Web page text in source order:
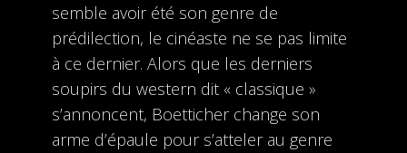
semble avoir été son genre de
prédilection, le cinéaste ne se pas limite
à ce dernier. Alors que les derniers
soupirs du western dit « classique »
s’annoncent, Boetticher change son
arme d’épaule pour s’atteler au genre